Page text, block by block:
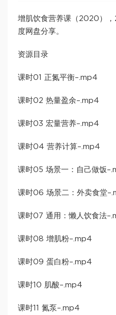
增肌饮食营养课（2020），
度网盘分享。
资源目录
​课时01 正氮平衡​–.mp4
​课时02 热量盈余​–.mp4
​课时03 宏量营养​–.mp4
​课时04 营养计算​–.mp4
课时05 场景一：自己做饭​
课时06 场景二：外卖食堂​
课时07 通用：懒人饮食法​
​课时08 增肌粉​–.mp4
​课时09 蛋白粉​–.mp4
​课时10 肌酸​–.mp4
​课时11 氮泵​–.mp4